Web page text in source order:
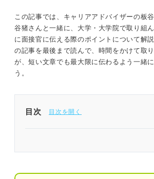
この記事では、キャリアアドバイザーの板
谷猪さんと一緒に、大学・大学院で取り組
に面接官に伝える際のポイントについて解
の記事を最後まで読んで、時間をかけて取
が、短い文章でも最大限に伝わるよう一緒
う。
目次
う！